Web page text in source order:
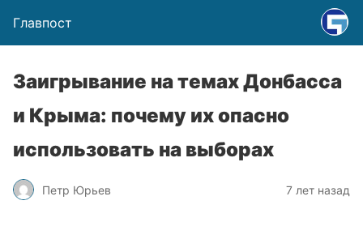
Главпост
Заигрывание на темах Донбасса
и Крыма: почему их опасно
использовать на выборах
Петр Юрьев 7 лет назад